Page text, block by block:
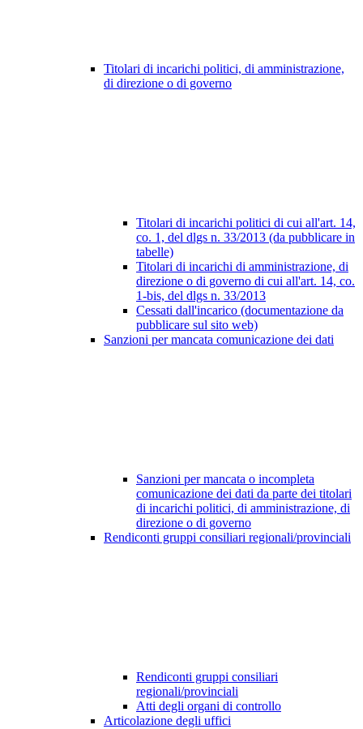
Titolari di incarichi politici, di amministrazione,
di direzione o di governo
Titolari di incarichi politici di cui all'art. 14,
co. 1, del dlgs n. 33/2013 (da pubblicare in
tabelle)
Titolari di incarichi di amministrazione, di
direzione o di governo di cui all'art. 14, co.
1-bis, del dlgs n. 33/2013
Cessati dall'incarico (documentazione da
pubblicare sul sito web)
Sanzioni per mancata comunicazione dei dati
Sanzioni per mancata o incompleta
comunicazione dei dati da parte dei titolari
di incarichi politici, di amministrazione, di
direzione o di governo
Rendiconti gruppi consiliari regionali/provinciali
Rendiconti gruppi consiliari
regionali/provinciali
Atti degli organi di controllo
Articolazione degli uffici